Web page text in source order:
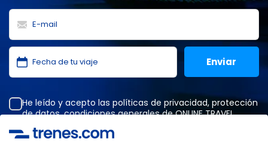
He leído y acepto las políticas de privacidad, protección
de datos,condiciones generalesde ONLINE TRAVEL